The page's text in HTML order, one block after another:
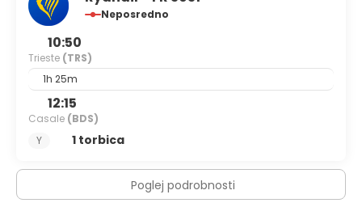
Neposredno
10:50
Trieste (TRS)
1h 25m
12:15
Casale (BDS)
Y
1 torbica
Poglej podrobnosti